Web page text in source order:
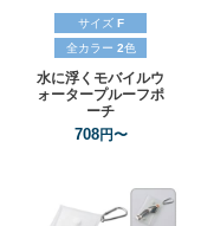
サイズ F
全カラー 2色
水に浮くモバイルウ
ォータープルーフポ
ーチ
708円〜